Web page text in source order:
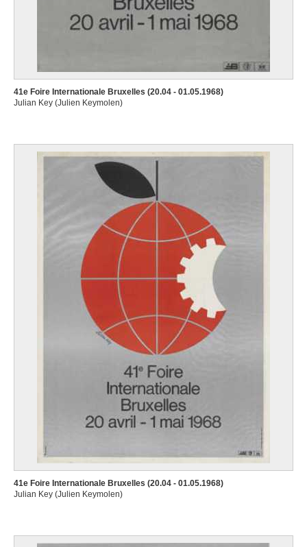
41e Foire Internationale Bruxelles (20.04 - 01.05.1968)
Julian Key (Julien Keymolen)
41e Foire Internationale Bruxelles (20.04 - 01.05.1968)
Julian Key (Julien Keymolen)